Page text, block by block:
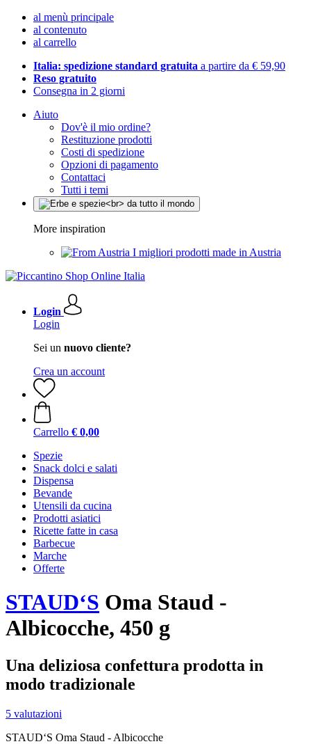
al menù principale
al contenuto
al carrello
Italia: spedizione standard gratuita a partire da € 59,90
Reso gratuito
Consegna in 2 giorni
Aiuto
Dov'è il mio ordine?
Restituzione prodotti
Costi di spedizione
Opzioni di pagamento
Contattaci
Tutti i temi
More inspiration
I migliori prodotti made in Austria
Login
Login
Sei un nuovo cliente?
Crea un account
Carrello € 0,00
Spezie
Snack dolci e salati
Dispensa
Bevande
Utensili da cucina
Prodotti asiatici
Ricette fatte in casa
Barbecue
Marche
Offerte
STAUD‘S Oma Staud -
Albicocche, 450 g
Una deliziosa confettura prodotta in
modo tradizionale
5 valutazioni
STAUD‘S Oma Staud - Albicocche